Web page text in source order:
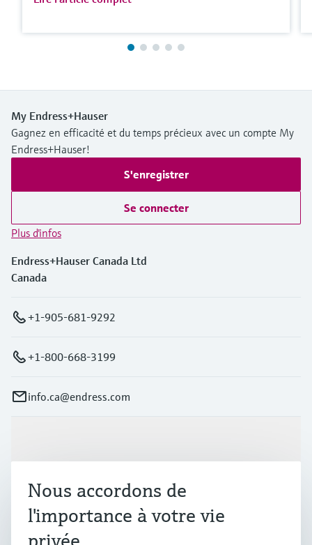
My Endress+Hauser
Gagnez en efficacité et du temps précieux avec un compte My
Endress+Hauser!
S'enregistrer
Se connecter
Plus d'infos
Endress+Hauser Canada Ltd
Canada
+1-905-681-9292
+1-800-668-3199
info.ca@endress.com
Industries
Nous accordons de
l'importance à votre vie